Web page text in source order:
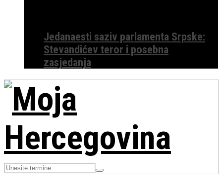
Jedanaesti saziv parlamenta Srpske:
Stevandićev teror i posebna
zasjedanja